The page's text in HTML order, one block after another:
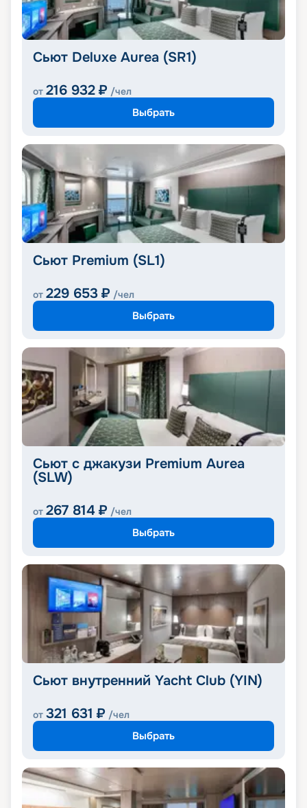
Сьют Deluxe Aurea (SR1)
от 216 932 ₽ /чел
Выбрать
Сьют Premium (SL1)
от 229 653 ₽ /чел
Выбрать
Сьют с джакузи Premium Aurea
(SLW)
от 267 814 ₽ /чел
Выбрать
Сьют внутренний Yacht Club (YIN)
от 321 631 ₽ /чел
Выбрать